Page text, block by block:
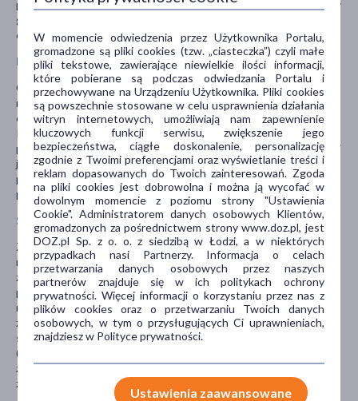
prowadzącego celem leczenia konkretnego schorzenia. Nie należy
go odstępować innym osobom ani używać w innych
okolicznościach bez konsultacji z lekarzem.
Poinformuj lekarza:
Gdy masz nadwrażliwość na lek, schorzenia nerek i/lub wątroby,
nietolerancję laktozy. Gdy przyjmujesz inne leki obniżające
ciśnienie tętnicze krwi, digoksynę, preparaty potasu, sole litu.
Ponadto należy poinformować lekarza o wszystkich ostatnio
przyjmowanych lekach, nawet tych dostępnych bez recepty. Jeśli
jesteś lub przypuszczasz, że jesteś w ciąży, a także gdy karmisz
piersią. Leku nie należy stosować w ciąży i okresie karmienia
piersią.
Skutki uboczne:
Zawroty głowy, biegunka, objawy dyspeptyczne, skurcze i bóle
mięśniowe, bóle pleców i kończyn dolnych, bezsenność, kaszel,
zakażenia górnych dróg oddechowych, zapalenie zatok i inne
patologie zatok obocznych nosa. Rzadziej: osłabienie, obrzęki,
nudności, bóle brzucha, bóle w klatce piersiowej, bóle głowy,
zapalenie krtani. Niedociśnienie. Podwyższenie poziomu potasu w
surowicy krwi. Rzadko obserwowano obrzęk naczynioruchowy
(obrzęk warg lub języka, twarzy). Lek stosowany zgodnie z
zaleceniami nie wpływa na sprawność psychomotoryczną,
zdolność prowadzenia pojazdów oraz obsługę maszyn.
W momencie odwiedzenia przez Użytkownika Portalu,
gromadzone są pliki cookies (tzw. „ciasteczka”) czyli małe
pliki tekstowe, zawierające niewielkie ilości informacji,
które pobierane są podczas odwiedzania Portalu i
przechowywane na Urządzeniu Użytkownika. Pliki cookies
są powszechnie stosowane w celu usprawnienia działania
witryn internetowych, umożliwiają nam zapewnienie
kluczowych funkcji serwisu, zwiększenie jego
bezpieczeństwa, ciągłe doskonalenie, personalizację
zgodnie z Twoimi preferencjami oraz wyświetlanie treści i
reklam dopasowanych do Twoich zainteresowań. Zgoda
na pliki cookies jest dobrowolna i można ją wycofać w
dowolnym momencie z poziomu strony "Ustawienia
Cookie". Administratorem danych osobowych Klientów,
gromadzonych za pośrednictwem strony www.doz.pl, jest
DOZ.pl Sp. z o. o. z siedzibą w Łodzi, a w niektórych
przypadkach nasi Partnerzy. Informacja o celach
przetwarzania danych osobowych przez naszych
partnerów znajduje się w ich politykach ochrony
prywatności. Więcej informacji o korzystaniu przez nas z
plików cookies oraz o przetwarzaniu Twoich danych
osobowych, w tym o przysługujących Ci uprawnieniach,
znajdziesz w Polityce prywatności.
Ustawienia zaawansowane